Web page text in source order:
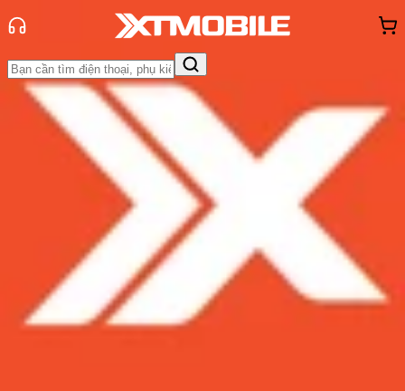
Trang chủ
Tin tức
Tư vấn
Đánh Giá - Trên TaySo Sánh Tư vấnKhuyến
Hỏi đáp App - Game Thông báo
hàng - Sự kiện
Điện thoại nào bảo mật tốt nhất?
Top 5 điện thoại bảo mật tốt nhất
2025